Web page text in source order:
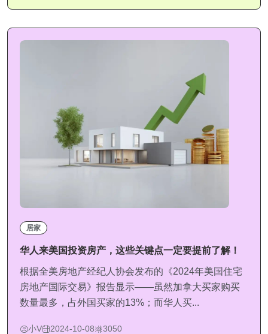
居家
华人来美国投资房产，这些关键点一定要提前了解！
根据全美房地产经纪人协会发布的《2024年美国住宅
房地产国际交易》报告显示——虽然加拿大买家购买
数量最多，占外国买家的13%；而华人买...
小V 2024-10-08 3050